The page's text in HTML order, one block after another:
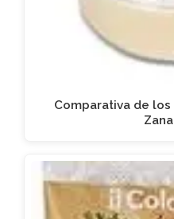
Comparativa de